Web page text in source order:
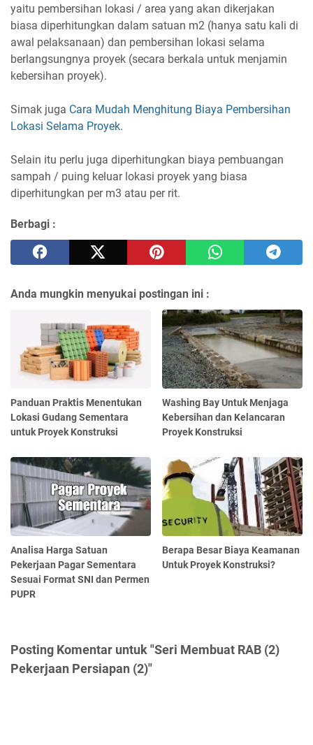
yaitu pembersihan lokasi / area yang akan dikerjakan
biasa diperhitungkan dalam satuan m2 (hanya satu kali di
awal pelaksanaan) dan pembersihan lokasi selama
berlangsungnya proyek (secara berkala untuk menjamin
kebersihan proyek).
Simak juga Cara Mudah Menghitung Biaya Pembersihan
Lokasi Selama Proyek.
Selain itu perlu juga diperhitungkan biaya pembuangan
sampah / puing keluar lokasi proyek yang biasa
diperhitungkan per m3 atau per rit.
Berbagi :
Anda mungkin menyukai postingan ini :
Panduan Praktis Menentukan
Lokasi Gudang Sementara
untuk Proyek Konstruksi
Washing Bay Untuk Menjaga
Kebersihan dan Kelancaran
Proyek Konstruksi
Analisa Harga Satuan
Pekerjaan Pagar Sementara
Sesuai Format SNI dan Permen
PUPR
Berapa Besar Biaya Keamanan
Untuk Proyek Konstruksi?
Posting Komentar untuk "Seri Membuat RAB (2)
Pekerjaan Persiapan (2)"